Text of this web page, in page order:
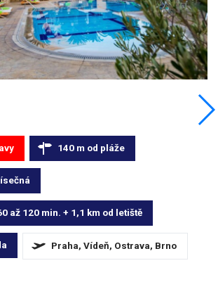
140 m od pláže
až 120 min. + 1,1 km od letiště
Praha, Vídeň, Ostrava, Brno